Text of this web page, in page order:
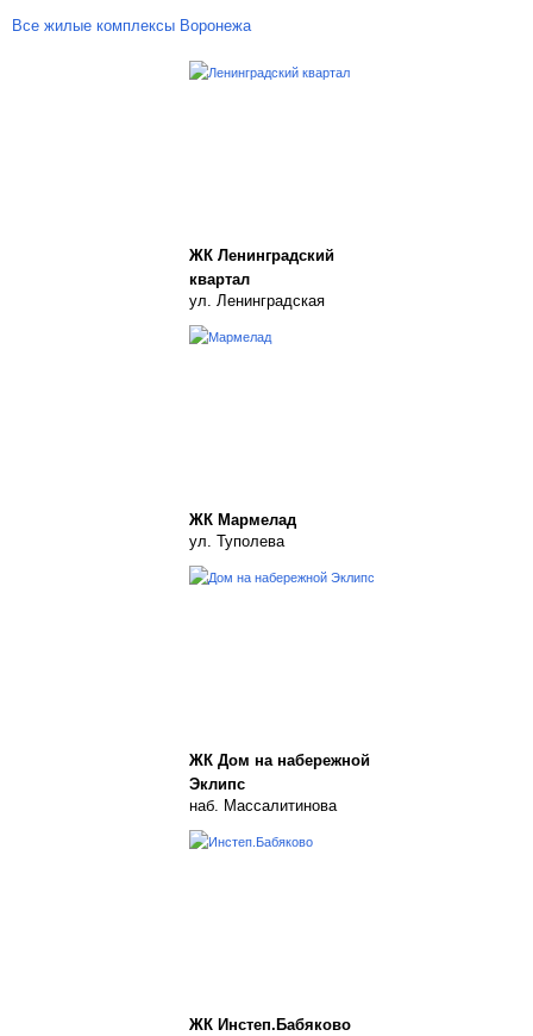
Все жилые комплексы Воронежа
ЖК Ленинградский
квартал
ул. Ленинградская
ЖК Мармелад
ул. Туполева
ЖК Дом на набережной
Эклипс
наб. Массалитинова
ЖК Инстеп.Бабяково